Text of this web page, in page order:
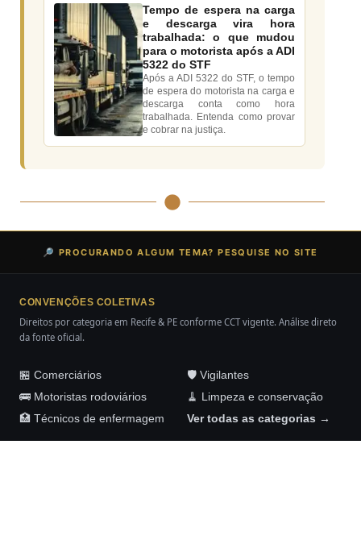
Tempo de espera na carga
e descarga vira hora
trabalhada: o que mudou
para o motorista após a ADI
5322 do STF
Após a ADI 5322 do STF, o tempo
de espera do motorista na carga e
descarga conta como hora
trabalhada. Entenda como provar
e cobrar na justiça.
🔎 PROCURANDO ALGUM TEMA? PESQUISE NO SITE
CONVENÇÕES COLETIVAS
Direitos por categoria em Recife & PE conforme CCT vigente. Análise direto
da fonte oficial.
🏪 Comerciários
🛡️ Vigilantes
🚌 Motoristas rodoviários
🧹 Limpeza e conservação
🏥 Técnicos de enfermagem
Ver todas as categorias →